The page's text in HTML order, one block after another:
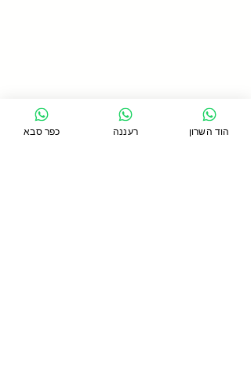
כפר סבא רעננה הוד השרון